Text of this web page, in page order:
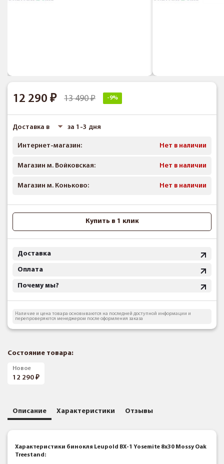
12 290 13 490 -9%
Доставка в за 1-3 дня
Интернет-магазин: Нет в наличии
Магазин м. Войковская: Нет в наличии
Магазин м. Коньково: Нет в наличии
Купить в 1 клик
Доставка
Оплата
Почему мы?
Наличие и цена товара основываются на последней доступной информации и
перепроверяются менеджером после оформления заказа
Состояние товара:
Новое
12 290
Описание Характеристики Отзывы
Характеристики бинокля Leupold BX-1 Yosemite 8x30 Mossy Oak
Treestand :